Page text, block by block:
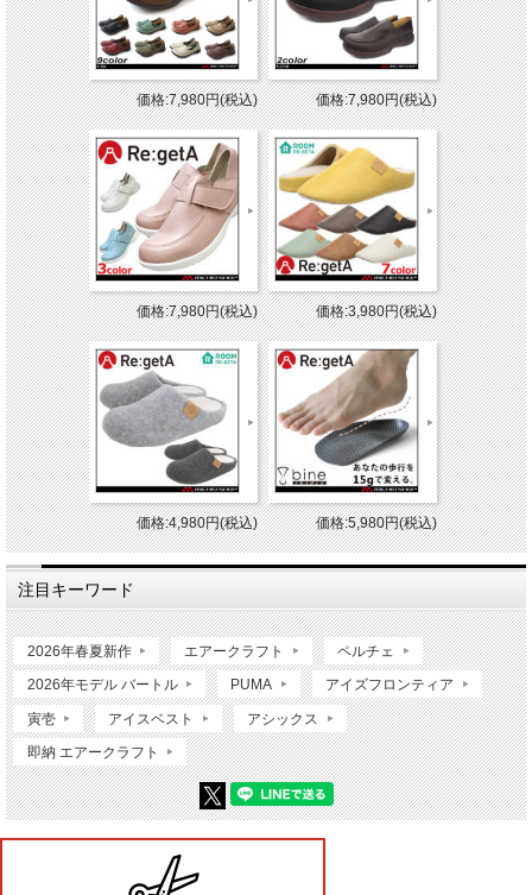
価格:7,980円(税込) 価格:7,980円(税込)
価格:7,980円(税込) 価格:3,980円(税込)
価格:4,980円(税込) 価格:5,980円(税込)
注目キーワード
2026年春夏新作 エアークラフト ペルチェ
2026年モデル バートル PUMA アイズフロンティア
寅壱 アイスベスト アシックス
即納 エアークラフト